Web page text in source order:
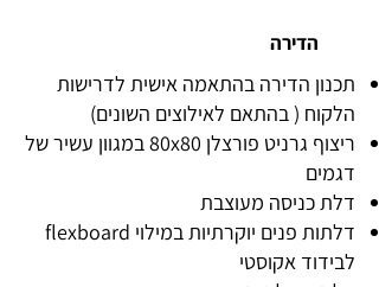
הדירה
תכנון הדירה בהתאמה אישית לדרישות
הלקוח ( בהתאם לאילוצים השונים)
ריצוף גרניט פורצלן 80x80 במגוון עשיר של
דגמים
דלת כניסה מעוצבת
דלתות פנים יוקרתיות במילוי flexboard
לבידוד אקוסטי